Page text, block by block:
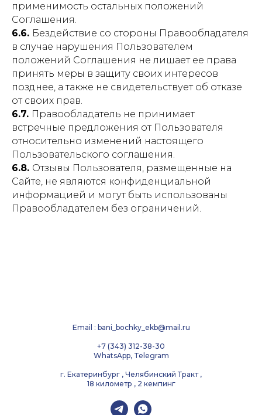
применимость остальных положений
Соглашения.
6.6. Бездействие со стороны Правообладателя
в случае нарушения Пользователем
положений Соглашения не лишает ее права
принять меры в защиту своих интересов
позднее, а также не свидетельствует об отказе
от своих прав.
6.7. Правообладатель не принимает
встречные предложения от Пользователя
относительно изменений настоящего
Пользовательского соглашения.
6.8. Отзывы Пользователя, размещенные на
Сайте, не являются конфиденциальной
информацией и могут быть использованы
Правообладателем без ограничений.
Email : bani_bochky_ekb@mail.ru
+7 (343) 312-38-30
WhatsApp, Telegram
г. Екатеринбург , Челябинский Тракт ,
18 километр , 2 кемпинг